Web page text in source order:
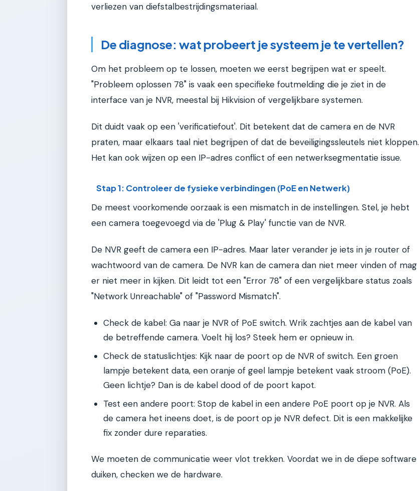
verliezen van diefstalbestrijdingsmateriaal.
De diagnose: wat probeert je systeem je te vertellen?
Om het probleem op te lossen, moeten we eerst begrijpen wat er speelt.
"Probleem oplossen 78" is vaak een specifieke foutmelding die je ziet in de
interface van je NVR, meestal bij Hikvision of vergelijkbare systemen.
Dit duidt vaak op een 'verificatiefout'. Dit betekent dat de camera en de NVR
praten, maar elkaars taal niet begrijpen of dat de beveiligingssleutels niet kloppen.
Het kan ook wijzen op een IP-adres conflict of een netwerksegmentatie issue.
Stap 1: Controleer de fysieke verbindingen (PoE en Netwerk)
De meest voorkomende oorzaak is een mismatch in de instellingen. Stel, je hebt
een camera toegevoegd via de 'Plug & Play' functie van de NVR.
De NVR geeft de camera een IP-adres. Maar later verander je iets in je router of
wachtwoord van de camera. De NVR kan de camera dan niet meer vinden of mag
er niet meer in kijken. Dit leidt tot een "Error 78" of een vergelijkbare status zoals
"Network Unreachable" of "Password Mismatch".
Check de kabel: Ga naar je NVR of PoE switch. Wrik zachtjes aan de kabel van
de betreffende camera. Voelt hij los? Steek hem er opnieuw in.
Check de statuslichtjes: Kijk naar de poort op de NVR of switch. Een groen
lampje betekent data, een oranje of geel lampje betekent vaak stroom (PoE).
Geen lichtje? Dan is de kabel dood of de poort kapot.
Test een andere poort: Stop de kabel in een andere PoE poort op je NVR. Als
de camera het ineens doet, is de poort op je NVR defect. Dit is een makkelijke
fix zonder dure reparaties.
We moeten de communicatie weer vlot trekken. Voordat we in de diepe software
duiken, checken we de hardware.